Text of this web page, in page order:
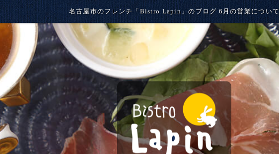
名古屋市のフレンチ「Bistro Lapin」のブログ 6月の営業について